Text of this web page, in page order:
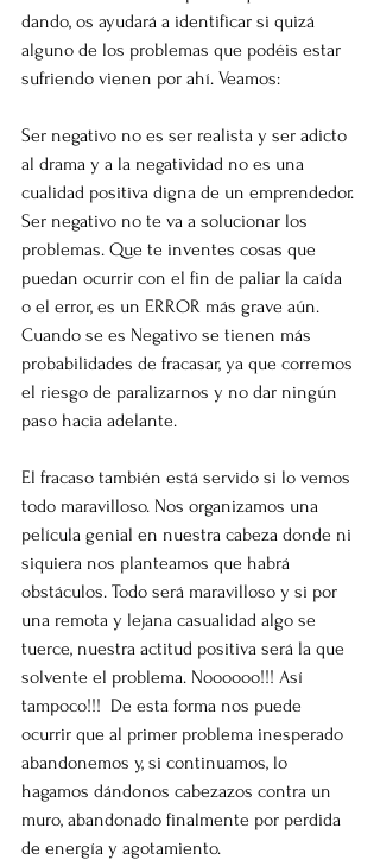
dando, os ayudará a identificar si quizá
alguno de los problemas que podéis estar
sufriendo vienen por ahí. Veamos:
Ser negativo no es ser realista y ser adicto
al drama y a la negatividad no es una
cualidad positiva digna de un emprendedor.
Ser negativo no te va a solucionar los
problemas. Que te inventes cosas que
puedan ocurrir con el fin de paliar la caída
o el error, es un ERROR más grave aún.
Cuando se es Negativo se tienen más
probabilidades de fracasar, ya que corremos
el riesgo de paralizarnos y no dar ningún
paso hacia adelante.
El fracaso también está servido si lo vemos
todo maravilloso. Nos organizamos una
película genial en nuestra cabeza donde ni
siquiera nos planteamos que habrá
obstáculos. Todo será maravilloso y si por
una remota y lejana casualidad algo se
tuerce, nuestra actitud positiva será la que
solvente el problema. Noooooo!!! Así
tampoco!!!  De esta forma nos puede
ocurrir que al primer problema inesperado
abandonemos y, si continuamos, lo
hagamos dándonos cabezazos contra un
muro, abandonado finalmente por perdida
de energía y agotamiento.